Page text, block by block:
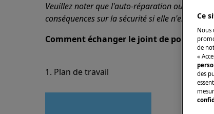
Veuillez noter que l'auto-réparation ou la
conséquences sur la sécurité si elle n'est pas
Comment échanger le joint de porte?
1. Plan de travail
Ce
Nous
de
«
des